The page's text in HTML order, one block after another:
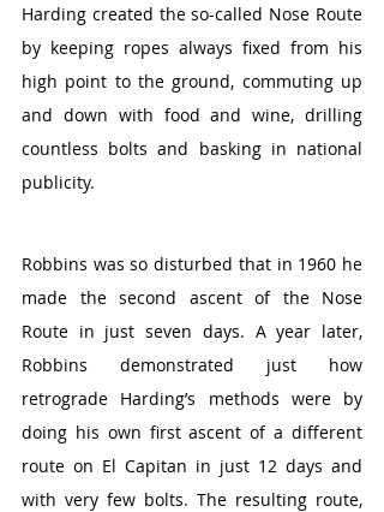
Harding created the so-called Nose Route
by keeping ropes always fixed from his
high point to the ground, commuting up
and down with food and wine, drilling
countless bolts and basking in national
publicity.
Robbins was so disturbed that in 1960 he
made the second ascent of the Nose
Route in just seven days. A year later,
Robbins demonstrated just how
retrograde Harding’s methods were by
doing his own first ascent of a different
route on El Capitan in just 12 days and
with very few bolts. The resulting route,